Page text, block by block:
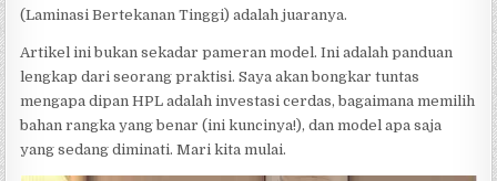
(Laminasi Bertekanan Tinggi) adalah juaranya.
Artikel ini bukan sekadar pameran model. Ini adalah panduan
lengkap dari seorang praktisi. Saya akan bongkar tuntas
mengapa dipan HPL adalah investasi cerdas, bagaimana memilih
bahan rangka yang benar (ini kuncinya!), dan model apa saja
yang sedang diminati. Mari kita mulai.